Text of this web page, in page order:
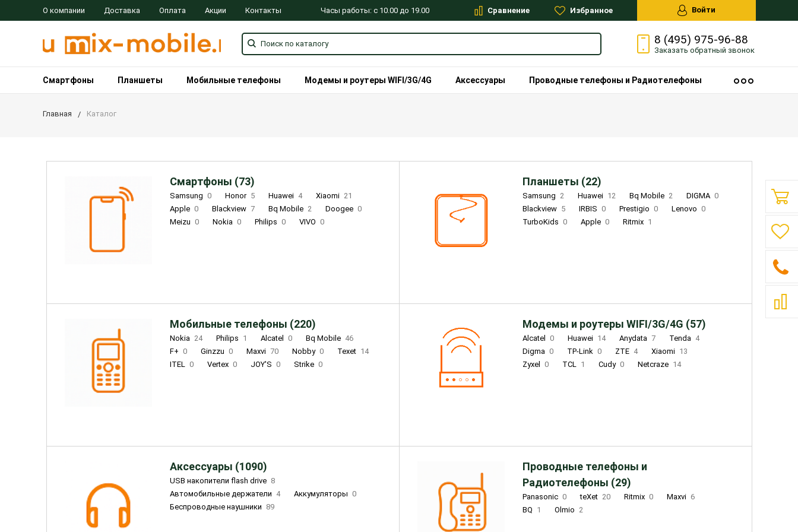
О компании Доставка Оплата Акции Контакты Часы работы: с 10.00 до 19.00 Сравнение Избранное Войти
8 (495) 975-96-88
Заказать обратный звонок
Смартфоны Планшеты Мобильные телефоны Модемы и роутеры WIFI/3G/4G Аксессуары Проводные телефоны и Радиотелефоны
Главная Каталог
Смартфоны (73)
Samsung 0 Honor 5 Huawei 4 Xiaomi 21
Apple 0 Blackview 7 Bq Mobile 2 Doogee 0
Meizu 0 Nokia 0 Philips 0 VIVO 0
Планшеты (22)
Samsung 2 Huawei 12 Bq Mobile 2 DIGMA 0
Blackview 5 IRBIS 0 Prestigio 0 Lenovo 0
TurboKids 0 Apple 0 Ritmix 1
Мобильные телефоны (220)
Nokia 24 Philips 1 Alcatel 0 Bq Mobile 46
F+ 0 Ginzzu 0 Maxvi 70 Nobby 0 Texet 14
ITEL 0 Vertex 0 JOY'S 0 Strike 0
Модемы и роутеры WIFI/3G/4G (57)
Alcatel 0 Huawei 14 Anydata 7 Tenda 4
Digma 0 TP-Link 0 ZTE 4 Xiaomi 13
Zyxel
0 TCL 1 Cudy 0 Netcraze 14
Аксессуары (1090)
USB накопители flash drive 8
Автомобильные держатели 4 Аккумуляторы 0
Беспроводные наушники 89
Проводные телефоны и
Радиотелефоны (29)
Panasonic 0 teXet 20 Ritmix 0 Maxvi 6
BQ 1 Olmio 2